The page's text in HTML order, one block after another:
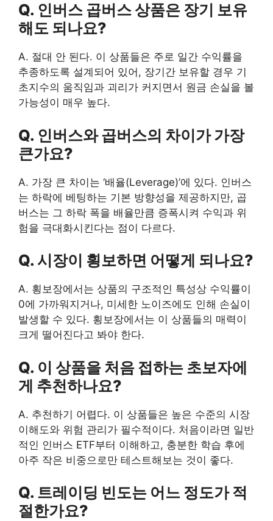
Q. 인버스 곱버스 상품은 장기 보유
해도 되나요?
A. 절대 안 된다. 이 상품들은 주로 일간 수익률을
추종하도록 설계되어 있어, 장기간 보유할 경우 기
초지수의 움직임과 괴리가 커지면서 원금 손실을 볼
가능성이 매우 높다.
Q. 인버스와 곱버스의 차이가 가장
큰가요?
A. 가장 큰 차이는 ‘배율(Leverage)’에 있다. 인버스
는 하락에 베팅하는 기본 방향성을 제공하지만, 곱
버스는 그 하락 폭을 배율만큼 증폭시켜 수익과 위
험을 극대화시킨다는 점이 다르다.
Q. 시장이 횡보하면 어떻게 되나요?
A. 횡보장에서는 상품의 구조적인 특성상 수익률이
0에 가까워지거나, 미세한 노이즈에도 인해 손실이
발생할 수 있다. 횡보장에서는 이 상품들의 매력이
크게 떨어진다고 봐야 한다.
Q. 이 상품을 처음 접하는 초보자에
게 추천하나요?
A. 추천하기 어렵다. 이 상품들은 높은 수준의 시장
이해도와 위험 관리가 필수적이다. 처음이라면 일반
적인 인버스 ETF부터 이해하고, 충분한 학습 후에
아주 작은 비중으로만 테스트해보는 것이 좋다.
Q. 트레이딩 빈도는 어느 정도가 적
절한가요?